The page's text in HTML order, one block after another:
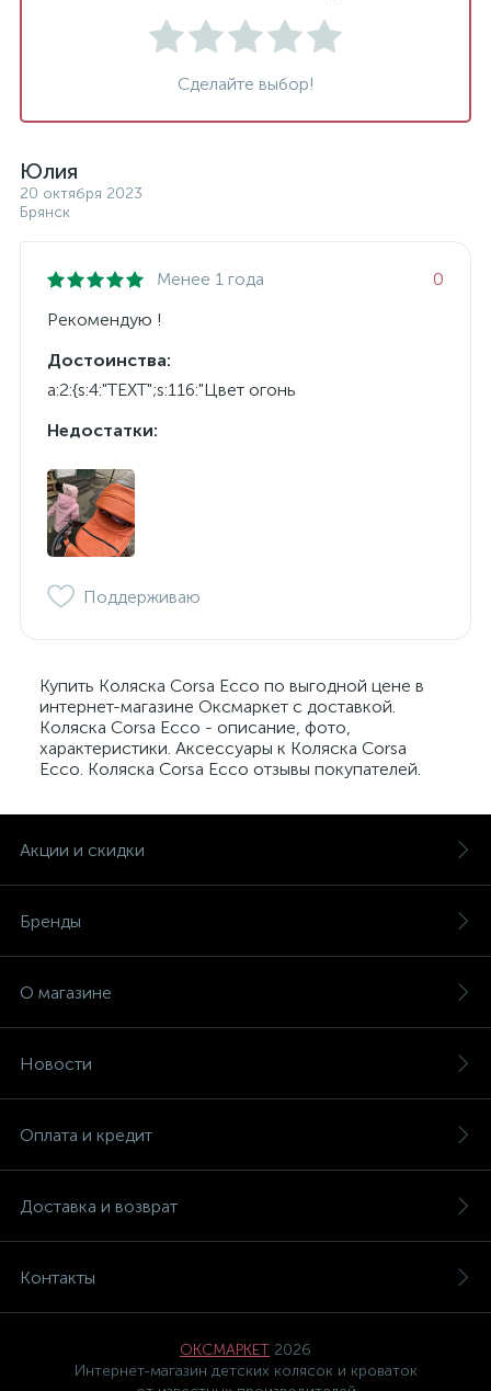
Сделайте выбор!
Юлия
20 октября 2023
Брянск
Менее 1 года
0
Рекомендую !
Достоинства:
a:2:{s:4:"TEXT";s:116:"Цвет огонь
Недостатки:
Поддерживаю
Купить Коляска Corsa Ecco по выгодной цене в
интернет-магазине Оксмаркет с доставкой.
Коляска Corsa Ecco - описание, фото,
характеристики. Аксессуары к Коляска Corsa
Ecco. Коляска Corsa Ecco отзывы покупателей.
Акции и скидки
Бренды
О магазине
Новости
Оплата и кредит
Доставка и возврат
Контакты
ОКСМАРКЕТ 2026
Интернет-магазин детских колясок и кроваток